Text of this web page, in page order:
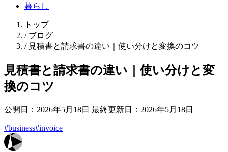
暮らし
トップ
/ ブログ
/ 見積書と請求書の違い｜使い分けと変換のコツ
見積書と請求書の違い｜使い分けと変
換のコツ
公開日：2026年5月18日 最終更新日：2026年5月18日
#business#invoice